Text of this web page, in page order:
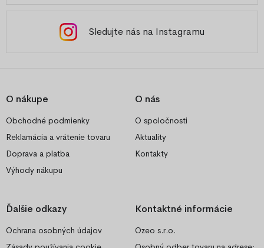
Sledujte nás na Instagramu
O nákupe
Obchodné podmienky
Reklamácia a vrátenie tovaru
Doprava a platba
Výhody nákupu
O nás
O spoločnosti
Aktuality
Kontakty
Ďalšie odkazy
Ochrana osobných údajov
Kontaktné informácie
Ozeo s.r.o.